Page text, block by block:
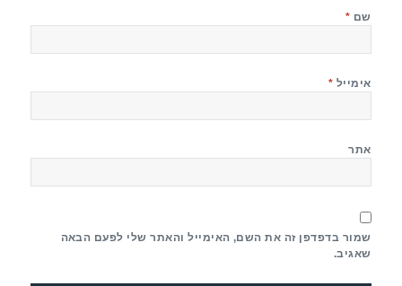
שם *
אימייל *
אתר
שמור בדפדפן זה את השם, האימייל והאתר שלי לפעם הבאה
שאגיב.